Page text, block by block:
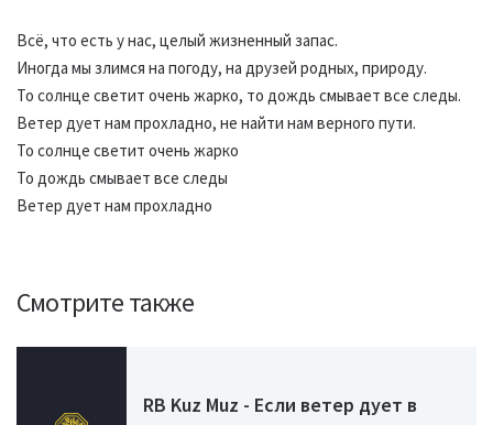
Всё, что есть у нас, целый жизненный запас.
Иногда мы злимся на погоду, на друзей родных, природу.
То солнце светит очень жарко, то дождь смывает все следы.
Ветер дует нам прохладно, не найти нам верного пути.
То солнце светит очень жарко
То дождь смывает все следы
Ветер дует нам прохладно
Смотрите также
RB Kuz Muz - Если ветер дует в